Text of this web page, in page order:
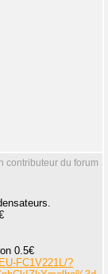
contributeur du forum
0.5€
FC1V221L/?